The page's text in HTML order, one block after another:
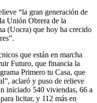
“la gran generación de
Unión Obrera de la
(Uocra) que hoy ha crecido
que están en marcha
Futuro, que financia la
Primero tu Casa, que
aclaró y puso de relieve
iniciado 540 viviendas, 66 a
licitar, y 112 más en